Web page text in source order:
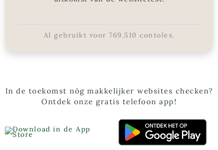
Al gebruikt voor 769.510 contoles.
In de toekomst nóg makkelijker websites checken?
Ontdek onze gratis telefoon app!